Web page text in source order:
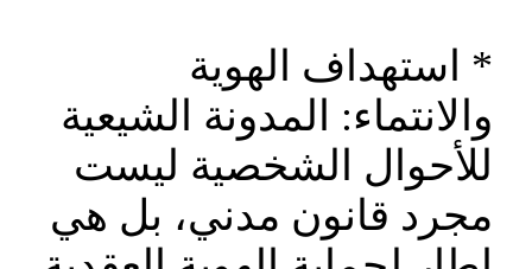
* استهداف الهوية
والانتماء: المدونة الشيعية
للأحوال الشخصية ليست
مجرد قانون مدني، بل هي